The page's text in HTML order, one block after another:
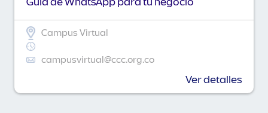
Campus Virtual
campusvirtual@ccc.org.co
Ver detalles